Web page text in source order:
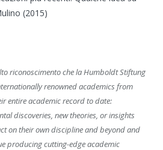
(2015)
riconoscimento che la Humboldt Stiftung
renowned academics from
entire academic record to date:
discoveries, new theories, or insights
on their own discipline and beyond and
producing cutting-edge academic